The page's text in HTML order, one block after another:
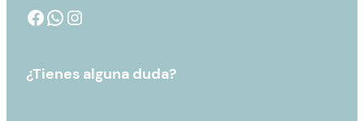
¿Tienes alguna duda?